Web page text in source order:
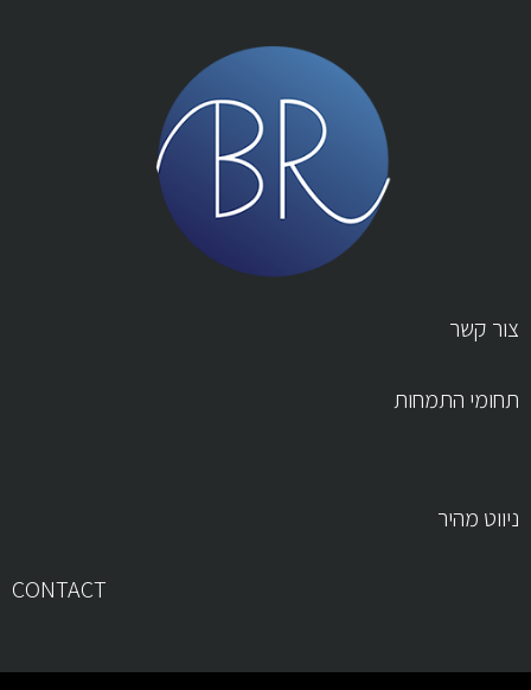
צור קשר
תחומי התמחות
ניווט מהיר
CONTACT